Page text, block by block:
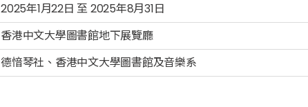
2025年1月22日 至 2025年8月31日
香港中文大學圖書館地下展覽廳
德愔琴社、香港中文大學圖書館及音樂系